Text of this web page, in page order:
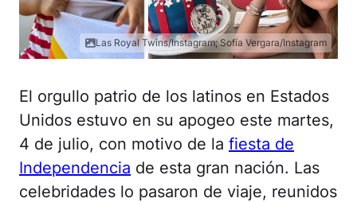
Las Royal Twins/Instagram; Sofía Vergara/Instagram
El orgullo patrio de los latinos en Estados
Unidos estuvo en su apogeo este martes,
4 de julio, con motivo de la fiesta de
Independencia de esta gran nación. Las
celebridades lo pasaron de viaje, reunidos